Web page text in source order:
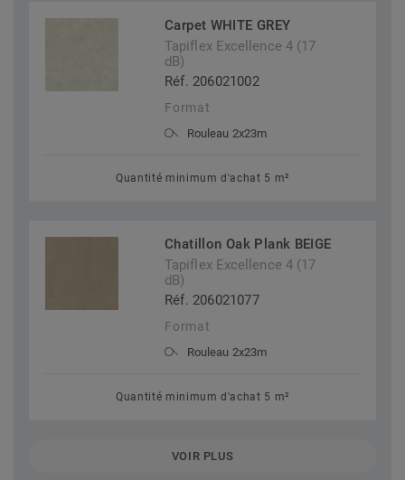
Carpet WHITE GREY
Tapiflex Excellence 4 (17
dB)
Réf. 206021002
Format
Rouleau 2x23m
Quantité minimum d'achat 5 m²
Chatillon Oak Plank BEIGE
Tapiflex Excellence 4 (17
dB)
Réf. 206021077
Format
Rouleau 2x23m
Quantité minimum d'achat 5 m²
VOIR PLUS